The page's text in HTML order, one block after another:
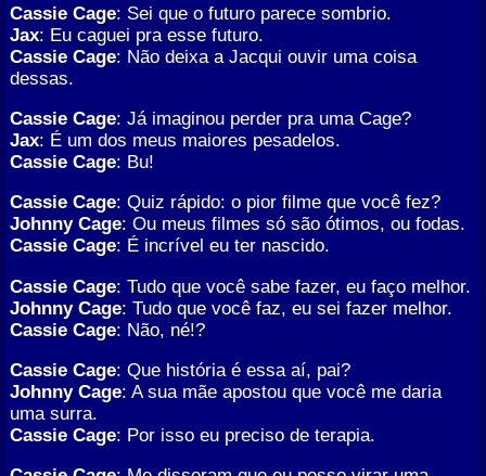
Cassie Cage: Sei que o futuro parece sombrio.
Jax: Eu caguei pra esse futuro.
Cassie Cage: Não deixa a Jacqui ouvir uma coisa
dessas.
Cassie Cage: Já imaginou perder pra uma Cage?
Jax: É um dos meus maiores pesadelos.
Cassie Cage: Bu!
Cassie Cage: Quiz rápido: o pior filme que você fez?
Johnny Cage: Ou meus filmes só são ótimos, ou fodas.
Cassie Cage: É incrível eu ter nascido.
Cassie Cage: Tudo que você sabe fazer, eu faço melhor.
Johnny Cage: Tudo que você faz, eu sei fazer melhor.
Cassie Cage: Não, né!?
Cassie Cage: Que história é essa aí, pai?
Johnny Cage: A sua mãe apostou que você me daria
uma surra.
Cassie Cage: Por isso eu preciso de terapia.